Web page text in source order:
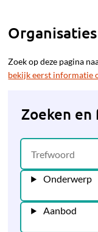
Organisaties
Zoek op deze pagina
bekijk eerst informatie
Zoeken
Onderwerp
Aanbod